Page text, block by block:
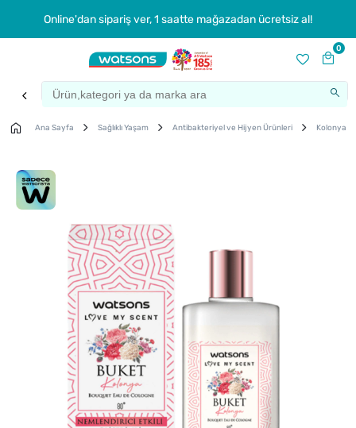
Online'dan sipariş ver, 1 saatte mağazadan ücretsiz al!
0
Ana Sayfa Sağlıklı Yaşam Antibakteriyel ve Hijyen Ürünleri Kolonya